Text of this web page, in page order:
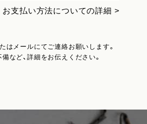
お支払い方法についての詳細 >
メールにてご連絡お願いします。
など、詳細をお伝えください。